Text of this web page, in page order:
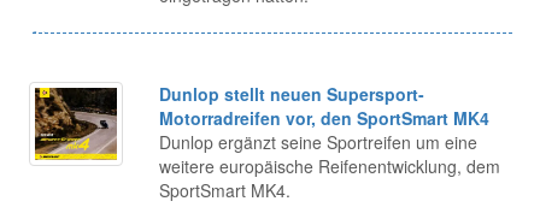
Dunlop stellt neuen Supersport-
Motorradreifen vor, den SportSmart MK4
Dunlop ergänzt seine Sportreifen um eine
weitere europäische Reifenentwicklung, dem
SportSmart MK4.